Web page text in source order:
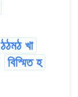
ঠঠমঠ খা
বিস্মিত হ